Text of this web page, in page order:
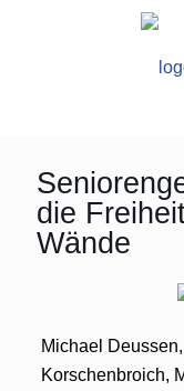
die
Wände
Michael
Korschenbroich,